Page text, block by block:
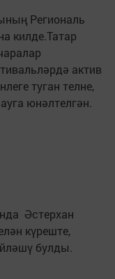
Региональ
килде.Татар
актив
туган телне,
юнәлтелгән.
Әстерхан
күреште,
булды.